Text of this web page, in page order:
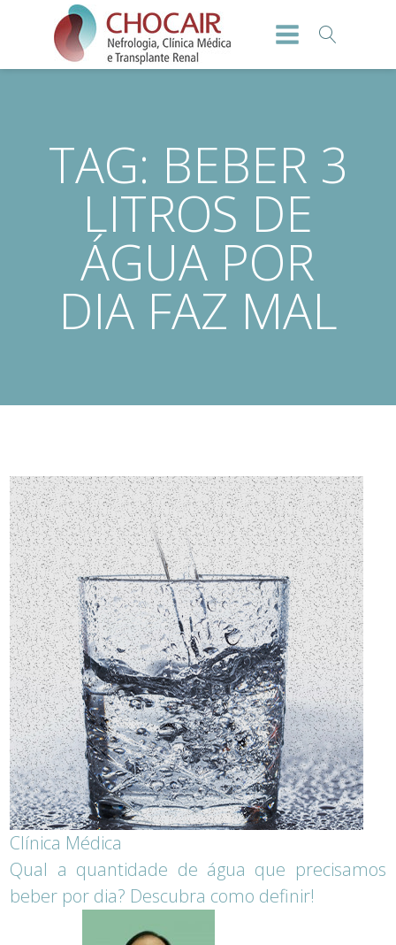
TAG: BEBER 3
LITROS DE
ÁGUA POR
DIA FAZ MAL
Clínica Médica
Qual a quantidade de água que precisamos
beber por dia? Descubra como definir!